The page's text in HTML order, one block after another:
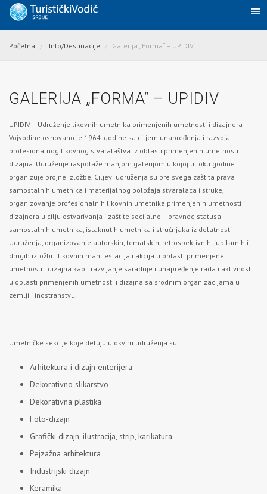
Početna Info/Destinacije Galerija „Forma“ – UPIDIV
GALERIJA „FORMA“ – UPIDIV
UPIDIV – Udruženje likovnih umetnika primenjenih umetnosti i dizajnera
Vojvodine osnovano je 1964. godine sa ciljem unapređenja i razvoja
profesionalnog likovnog stvaralaštva iz oblasti primenjenih umetnosti i
dizajna. Udruženje raspolaže manjom galerijom u kojoj u toku godine
organizuje brojne izložbe. Ciljevi udruženja su pre svega zaštita prava
samostalnih umetnika i materijalnog položaja stvaralaca i struke,
organizovanje profesionalnih likovnih umetnika primenjenih umetnosti i
dizajnera u cilju ostvarivanja i zaštite socijalno – pravnog statusa
samostalnih umetnika, istaknutih umetnika i stručnjaka iz delatnosti
Udruženja, organizovanje autorskih, tematskih, retrospektivnih, jubilarnih i
drugih izložbi i likovnih manifestacija i akcija u oblasti primenjene
umetnosti i dizajna kao i razvijanje saradnje i unapređenje rada i aktivnosti
u oblasti primenjenih umetnosti i dizajna sa srodnim organizacijama u
zemlji i inostranstvu.
Umetničke sekcije koje deluju u okviru udruženja su:
Arhitektura i dizajn enterijera
Dekorativno slikarstvo
Dekorativna plastika
Foto-dizajn
Grafički dizajn, ilustracija, strip, karikatura
Pejzažna arhitektura
Industrijski dizajn
Keramika